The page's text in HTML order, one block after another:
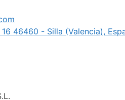
46460 - Silla (Valencia),